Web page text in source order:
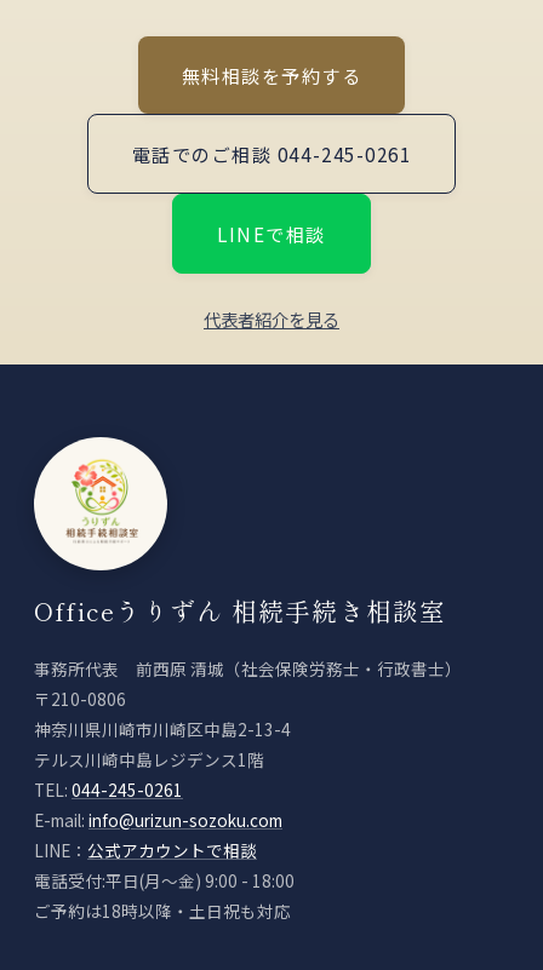
無料相談を予約する
電話でのご相談 044-245-0261
LINEで相談
代表者紹介を見る
Officeうりずん 相続手続き相談室
事務所代表 前西原 清城（社会保険労務士・行政書士）
〒210-0806
神奈川県川崎市川崎区中島2-13-4
テルス川崎中島レジデンス1階
TEL: 044-245-0261
E-mail: info@urizun-sozoku.com
LINE： 公式アカウントで相談
電話受付:平日(月〜金) 9:00 - 18:00
ご予約は18時以降・土日祝も対応